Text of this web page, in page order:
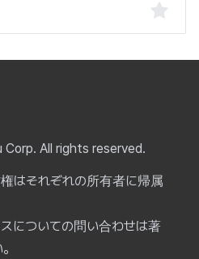
All rights reserved.
はそれぞれの所有者に帰属
についての問い合わせは著